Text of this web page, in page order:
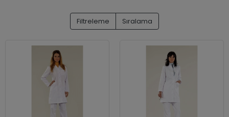
Filtreleme Sıralama